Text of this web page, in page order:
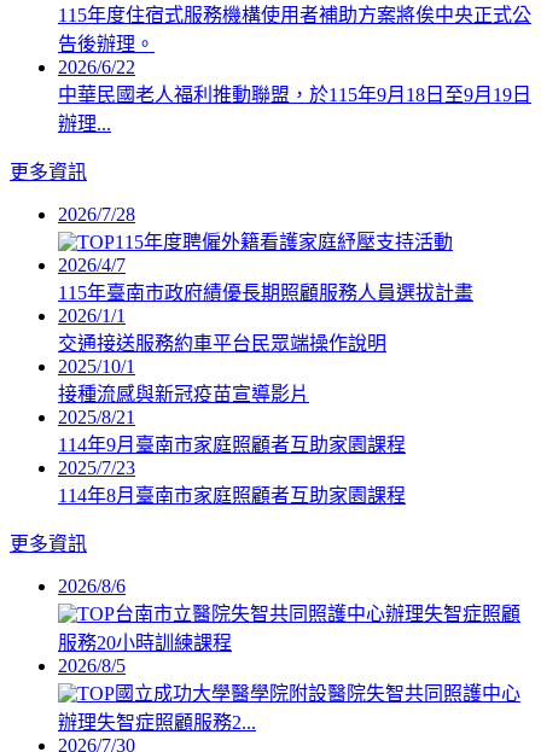
115年度住宿式服務機構使用者補助方案將俟中央正式公
告後辦理。
2026/6/22
中華民國老人福利推動聯盟，於115年9月18日至9月19日
辦理...
更多資訊
2026/7/28
115年度聘僱外籍看護家庭紓壓支持活動
2026/4/7
115年臺南市政府績優長期照顧服務人員選拔計畫
2026/1/1
交通接送服務約車平台民眾端操作說明
2025/10/1
接種流感與新冠疫苗宣導影片
2025/8/21
114年9月臺南市家庭照顧者互助家園課程
2025/7/23
114年8月臺南市家庭照顧者互助家園課程
更多資訊
2026/8/6
台南市立醫院失智共同照護中心辦理失智症照顧
服務20小時訓練課程
2026/8/5
國立成功大學醫學院附設醫院失智共同照護中心
辦理失智症照顧服務2...
2026/7/30